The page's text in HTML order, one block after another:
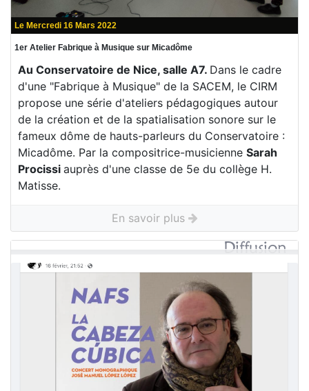
Le Mercredi 16 Mars 2022
1er Atelier Fabrique à Musique sur Micadôme
Au Conservatoire de Nice, salle A7. Dans le cadre
d'une "Fabrique à Musique" de la SACEM, le CIRM
propose une série d'ateliers pédagogiques autour
de la création et de la spatialisation sonore sur le
fameux dôme de hauts-parleurs du Conservatoire :
Micadôme. Par la compositrice-musicienne Sarah
Procissi auprès d'une classe de 5e du collège H.
Matisse.
En savoir plus